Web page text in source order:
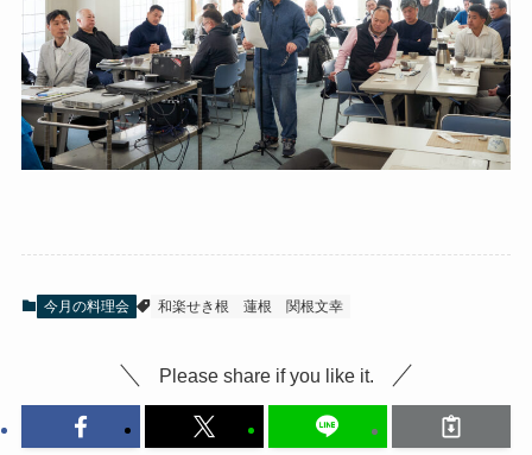
今月の料理会 和楽せき根 蓮根 関根文幸
Please share if you like it.